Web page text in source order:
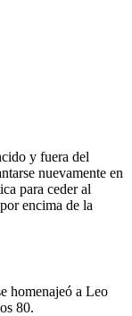
y fuera del
nuevamente en
para ceder al
encima de la
homenajeó a Leo
80.